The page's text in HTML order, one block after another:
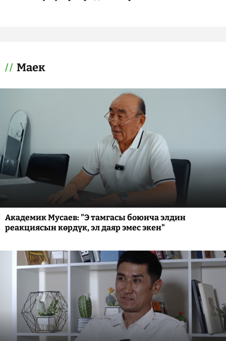
Маек
Академик Мусаев: "Э тамгасы боюнча элдин
реакциясын көрдүк, эл даяр эмес экен"